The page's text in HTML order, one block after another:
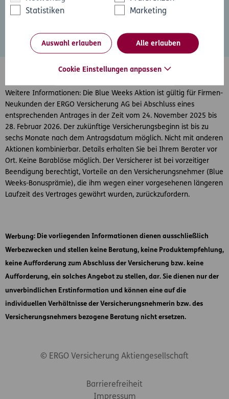
Statistiken
Marketing
Auswahl erlauben Alle erlauben
Cookie Einstellungen anpassen
Weitere Informationen: Die Blue Weeks Aktion ist gültig für Firmen-
Neukunden der ERGO Versicherung AG bei Abschluss eines
entsprechenden Antrages in der Zeit vom 24. November 2025 bis
28. Februar 2026. Der zukünftige Versicherungsbeginn ist bis zu
sechs Monate nach dem Antragsdatum möglich. Nicht mit anderen
Aktionen kombinierbar. Details erhalten Sie bei Ihrem Berater vor
Ort. Keine Barablöse möglich. Der Versicherer ist bei vorzeitiger
Beendigung berechtigt, Vorteile an den Versicherungsnehmer (Blue
Weeks-Bonusprämie), die ihm wegen einer vorgesehenen längeren
Laufzeit des Vertrages gewährt wurden, zurückzufordern.
Werbung: Die vorliegenden Informationen dienen ausschließlich
Werbezwecken und stellen keine Beratung, keine Produktempfehlung,
keine Aufforderung zum Abschluss der Versicherung bzw. keine
Aufforderung, ein solches Angebot zu stellen, dar. Sie dienen nur der
unverbindlichen Erstinformation und können eine auf die
individuellen Verhältnisse der Versicherungsnehmerin bzw. des
Versicherungsnehmers bezogene Beratung nicht ersetzen.
© ERGO Versicherung Aktiengesellschaft
Barrierefreiheit
Impressum